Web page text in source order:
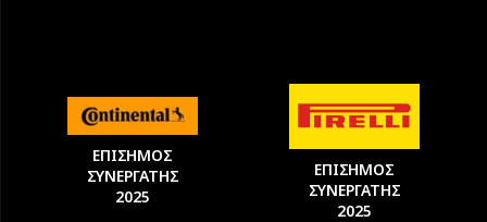
ΕΠΙΣΗΜΟΣ
ΣΥΝΕΡΓΑΤΗΣ
2025
ΕΠΙΣΗΜΟΣ
ΣΥΝΕΡΓΑΤΗΣ
2025